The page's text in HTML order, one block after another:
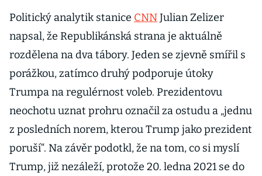
volbách
Politický analytik stanice CNNJulian Zelizer
napsal, že Republikánská strana je aktuálně
rozdělena na dva tábory. Jeden se zjevně smířil s
porážkou, zatímco druhý podporuje útoky
Trumpa na regulérnost voleb. Prezidentovu
neochotu uznat prohru označil za ostudu a „jednu
z posledních norem, kterou Trump jako prezident
poruší“. Na závěr podotkl, že na tom, co si myslí
Trump, již nezáleží, protože 20. ledna 2021 se do